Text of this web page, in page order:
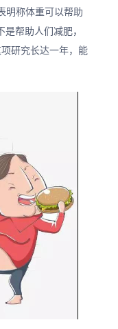
明称体重可以帮助
帮助人们减肥，
研究长达一年，能